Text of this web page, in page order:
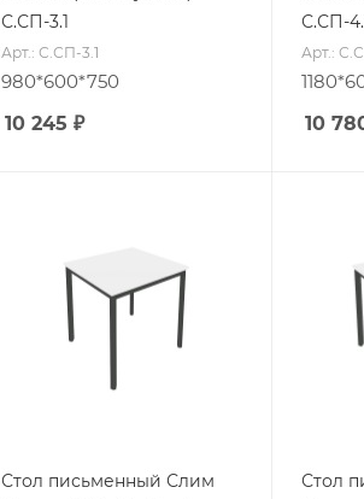
С.СП-3.1
Арт.: С.СП-3.1
980*600*750
10 245 ₽
С.СП-
Арт.:
10
Стол письменный Слим
Стол